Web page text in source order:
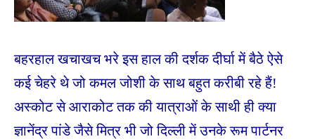
बहरहाल खचाखच भरे इस हाल की दर्शक दीर्घा में बैठे ऐसे
कई चेहरे थे जो कमल जोशी के साथ बहुत करीबी रहे हैं!
अस्कोट से आराकोट तक की यात्राओं के साथी ही क्या
ज्ञानेंद्र पांडे जैसे मित्र भी जो दिल्ली में उनके रूम पार्टनर